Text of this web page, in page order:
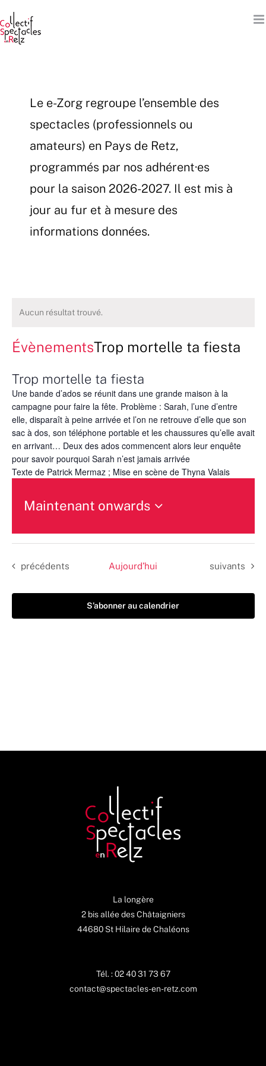
au
contenu
Le e-Zorg regroupe l’ensemble des
spectacles (professionnels ou
amateurs) en Pays de Retz,
programmés par nos adhérent·es
pour la saison 2026-2027. Il est mis à
jour au fur et à mesure des
informations données.
Aucun résultat trouvé.
ÉvènementsTrop mortelle ta fiesta
Trop mortelle ta fiesta
Une bande d’ados se réunit dans une grande maison à la
campagne pour faire la fête. Problème : Sarah, l’une d’entre
elle, disparaît à peine arrivée et l’on ne retrouve d’elle que son
sac à dos, son téléphone portable et les chaussures qu’elle avait
en arrivant… Deux des ados commencent alors leur enquête
pour savoir pourquoi Sarah n’est jamais arrivée
Texte de Patrick Mermaz ; Mise en scène de Thyna Valais
Maintenant onwards
une
date.
Évènements
précédents Aujourd’hui Évènements
suivants
S’abonner au calendrier
La longère
2 bis allée des Châtaigniers
44680 St Hilaire de Chaléons
Tél. : 02 40 31 73 67
contact@spectacles-en-retz.com